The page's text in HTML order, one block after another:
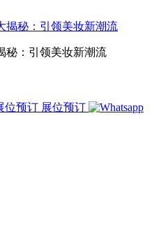
秘：引领美妆新潮流
展位预订